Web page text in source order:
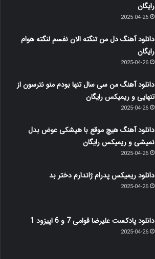
رایگان
2025-04-26
دانلود آهنگ دل من تنگته الان نفسم لنگته هوام
رایگان
2025-04-26
دانلود آهنگ من سی سال تنها بودم منو نترسون از
تنهایی و ریمیکس رایگان
2025-04-26
دانلود آهنگ هیچ موقع با هیشکی عوض بدل
نمیشی و ریمیکس رایگان
2025-04-26
دانلود ریمیکس پدرام ژاندارم دختر بد
2025-04-26
دانلود پادکست علیرضا قوامی 7 و 6 اپیزود 1
2025-04-26